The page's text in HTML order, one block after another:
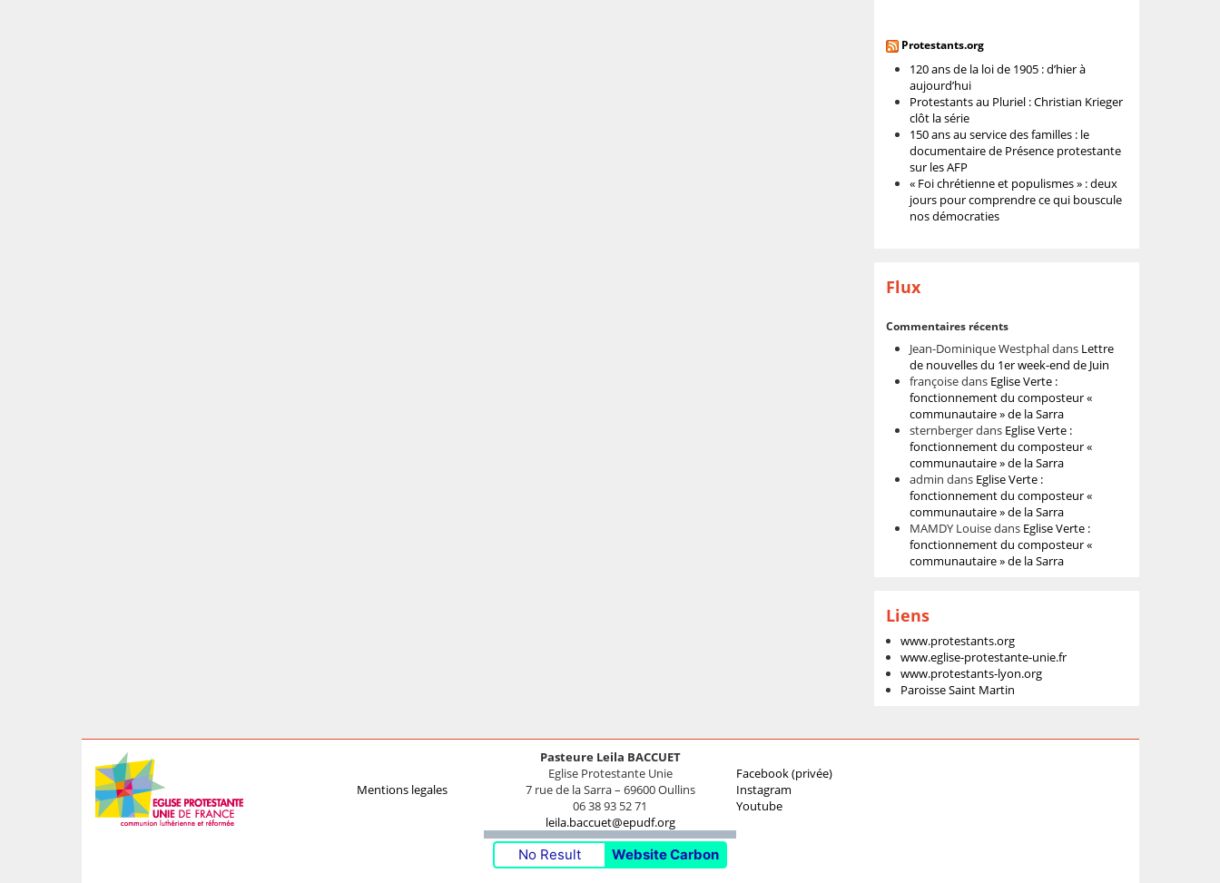
Protestants.org
120 ans de la loi de 1905 : d’hier à
aujourd’hui
Protestants au Pluriel : Christian Krieger
clôt la série
150 ans au service des familles : le
documentaire de Présence protestante
sur les AFP
« Foi chrétienne et populismes » : deux
jours pour comprendre ce qui bouscule
nos démocraties
Flux
Commentaires récents
Jean-Dominique Westphaldans Lettre
de nouvelles du 1er week-end de Juin
françoisedans Eglise Verte :
fonctionnement du composteur «
communautaire » de la Sarra
sternbergerdans Eglise Verte :
fonctionnement du composteur «
communautaire » de la Sarra
admin dans Eglise Verte :
fonctionnement du composteur «
communautaire » de la Sarra
MAMDY Louisedans Eglise Verte :
fonctionnement du composteur «
communautaire » de la Sarra
Liens
www.protestants.org
www.eglise-protestante-unie.fr
www.protestants-lyon.org
Paroisse Saint Martin
Mentions legales
Pasteure Leila BACCUET
Eglise Protestante Unie
7 rue de la Sarra – 69600 Oullins
06 38 93 52 71
leila.baccuet@epudf.org
Facebook (privée)
Instagram
Youtube
No Result Website Carbon